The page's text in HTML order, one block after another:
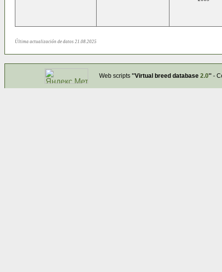
Última actualización de datos 21.08.2025
Web scripts ''Virtual breed database 2.0''-